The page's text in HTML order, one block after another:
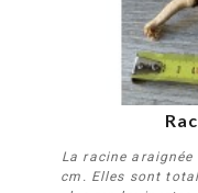
La racine
cm. Elles sont